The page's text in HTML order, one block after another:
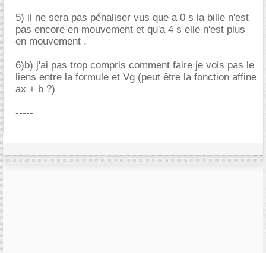
5) il ne sera pas pénaliser vus que a 0 s la bille n'est
pas encore en mouvement et qu'a 4 s elle n'est plus
en mouvement .
6)b) j'ai pas trop compris comment faire je vois pas le
liens entre la formule et Vg (peut être la fonction affine
ax + b ?)
-----